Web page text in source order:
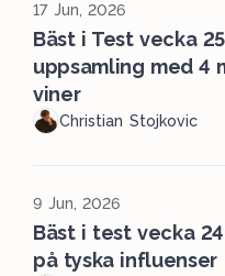
17 Jun, 2026
Bäst i Test vecka
uppsamling med 4
viner
Christian Stojkovic
9 Jun, 2026
Bäst i test vecka
på tyska influenser